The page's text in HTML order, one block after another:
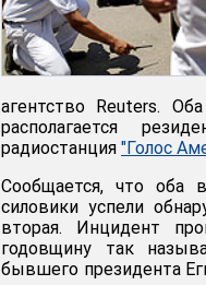
агентство Reuters.
располагается
радиостанция "Голос
Сообщается, что оба
силовики успели
вторая. Инцидент
годовщину так
бывшего президента